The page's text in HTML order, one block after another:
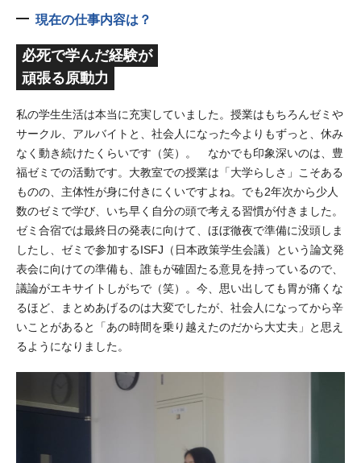
現在の仕事内容は？
必死で学んだ経験が
頑張る原動力
私の学生生活は本当に充実していました。授業はもちろんゼミや
サークル、アルバイトと、社会人になった今よりもずっと、休み
なく動き続けたくらいです（笑）。 なかでも印象深いのは、豊
福ゼミでの活動です。大教室での授業は「大学らしさ」こそある
ものの、主体性が身に付きにくいですよね。でも2年次から少人
数のゼミで学び、いち早く自分の頭で考える習慣が付きました。
ゼミ合宿では最終日の発表に向けて、ほぼ徹夜で準備に没頭しま
したし、ゼミで参加するISFJ（日本政策学生会議）という論文発
表会に向けての準備も、誰もが確固たる意見を持っているので、
議論がエキサイトしがちで（笑）。今、思い出しても胃が痛くな
るほど、まとめあげるのは大変でしたが、社会人になってから辛
いことがあると「あの時間を乗り越えたのだから大丈夫」と思え
るようになりました。